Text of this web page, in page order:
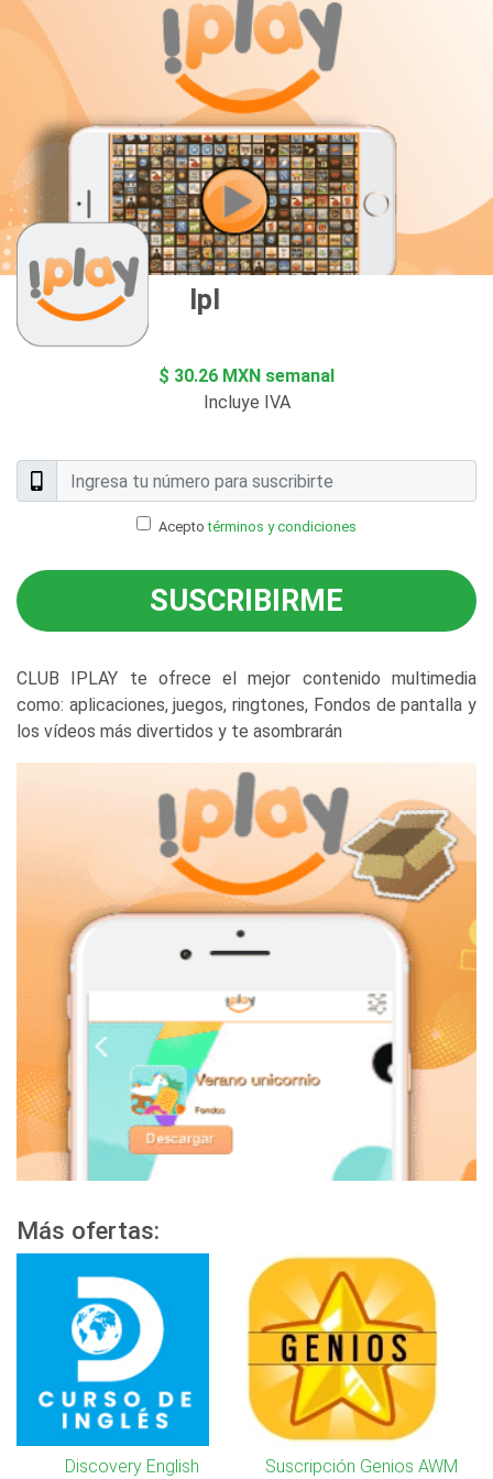
Iplay
$ 30.26 MXN semanal
Incluye IVA
Aceptotérminos y condiciones
SUSCRIBIRME
CLUB IPLAY te ofrece el mejor contenido multimedia
como: aplicaciones, juegos, ringtones, Fondos de pantalla y
los vídeos más divertidos y te asombrarán
Más ofertas:
Discovery English Suscripción Genios AWM